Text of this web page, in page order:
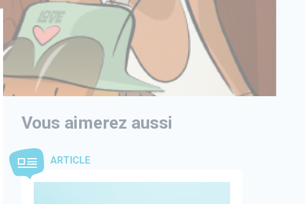
Vous aimerez aussi
ARTICLE